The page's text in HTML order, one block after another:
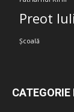
Preot
Școală